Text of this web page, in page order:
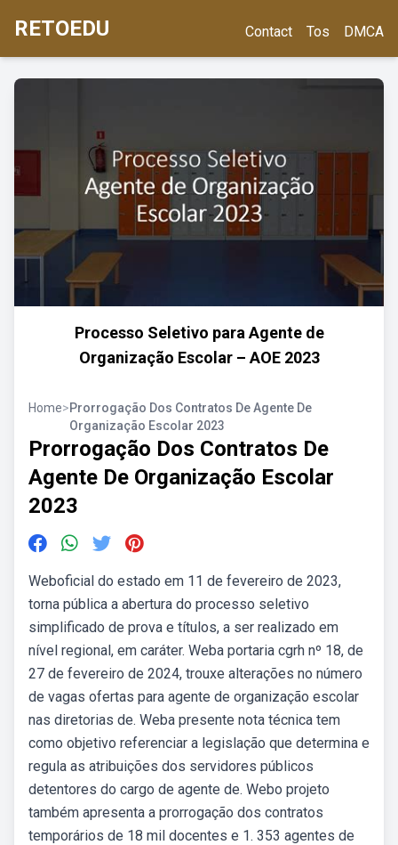
RETOEDU Contact Tos DMCA
Processo Seletivo para Agente de
Organização Escolar – AOE 2023
Home>Prorrogação Dos Contratos De Agente De
Organização Escolar 2023
Prorrogação Dos Contratos De
Agente De Organização Escolar
2023
Weboficial do estado em 11 de fevereiro de 2023,
torna pública a abertura do processo seletivo
simplificado de prova e títulos, a ser realizado em
nível regional, em caráter. Weba portaria cgrh nº 18, de
27 de fevereiro de 2024, trouxe alterações no número
de vagas ofertas para agente de organização escolar
nas diretorias de. Weba presente nota técnica tem
como objetivo referenciar a legislação que determina e
regula as atribuições dos servidores públicos
detentores do cargo de agente de. Webo projeto
também apresenta a prorrogação dos contratos
temporários de 18 mil docentes e 1. 353 agentes de